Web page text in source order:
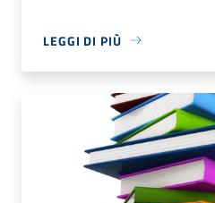
LEGGI DI PIÙ